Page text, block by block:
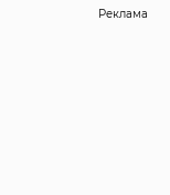
Реклама